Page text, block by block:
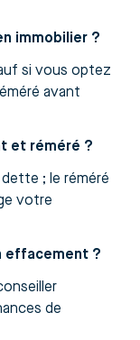
immobilier ?
si vous optez
avant
et réméré ?
; le réméré
votre
effacement ?
de